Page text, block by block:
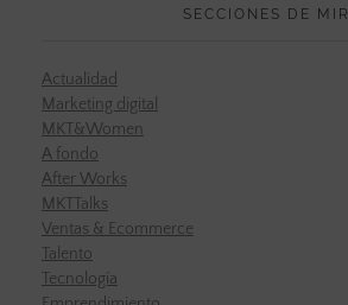
SECCIONES DE MIR
Actualidad
Marketing digital
MKT&Women
A fondo
After Works
MKTTalks
Ventas & Ecommerce
Talento
Tecnología